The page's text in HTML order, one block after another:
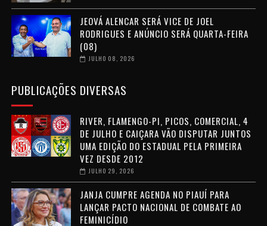
JEOVÁ ALENCAR SERÁ VICE DE JOEL
RODRIGUES E ANÚNCIO SERÁ QUARTA-FEIRA
(08)
JULHO 08, 2026
PUBLICAÇÕES DIVERSAS
RIVER, FLAMENGO-PI, PICOS, COMERCIAL, 4
DE JULHO E CAIÇARA VÃO DISPUTAR JUNTOS
UMA EDIÇÃO DO ESTADUAL PELA PRIMEIRA
VEZ DESDE 2012
JULHO 29, 2026
JANJA CUMPRE AGENDA NO PIAUÍ PARA
LANÇAR PACTO NACIONAL DE COMBATE AO
FEMINICÍDIO